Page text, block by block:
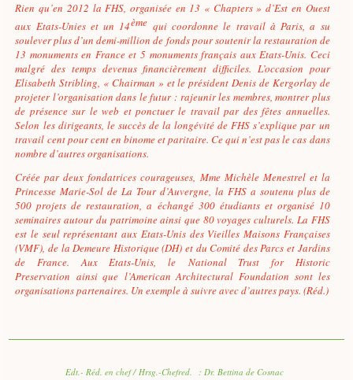
Rien qu’en 2012 la FHS, organisée en 13 « Chapters » d’Est en Ouest
aux Etats-Unies et un 14ème qui coordonne le travail à Paris, a su
soulever plus d’un demi-million de fonds pour soutenir la restauration de
13 monuments en France et 5 monuments français aux Etats-Unis. Ceci
malgré des temps devenus financièrement difficiles. L’occasion pour
Elisabeth Stribling, « Chairman » et le président Denis de Kergorlay de
projeter l’organisation dans le futur : rajeunir les membres, montrer plus
de présence sur le web et ponctuer le travail par des fêtes annuelles.
Selon les dirigeants, le succès de la longévité de FHS s’explique par un
travail cent pour cent en binome et paritaire. Ce qui n’est pas le cas dans
nombre d’autres organisations.
Créée par deux fondatrices courageuses, Mme Michèle Menestrel et la
Princesse Marie-Sol de La Tour d’Auvergne, la FHS a soutenu plus de
500 projets de restauration, a échangé 300 étudiants et organisé 10
seminaires autour du patrimoine ainsi que 80 voyages culturels. La FHS
est le seul représentant aux Etats-Unis des Vieilles Maisons Françaises
(VMF), de la Demeure Historique (DH) et du Comité des Parcs et Jardins
de France. Aux Etats-Unis, le
National Trust for Historic
Preservation ainsi que l’American Architectural Foundation sont les
organisations partenaires. Un exemple à suivre avec d’autres pays. (Réd.)
Edt.- Réd. en chef / Hrsg.-Chefred. : Dr. Bettina de Cosnac